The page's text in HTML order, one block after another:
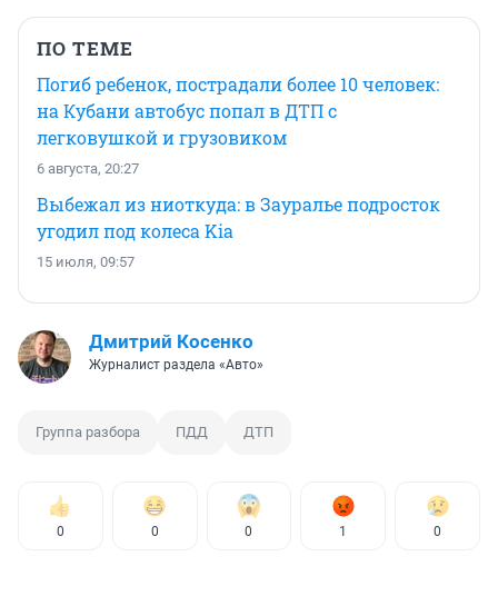
ПО ТЕМЕ
Погиб ребенок, пострадали более 10 человек:
на Кубани автобус попал в ДТП с
легковушкой и грузовиком
6 августа, 20:27
Выбежал из ниоткуда: в Зауралье подросток
угодил под колеса Kia
15 июля, 09:57
Дмитрий Косенко
Журналист раздела «Авто»
Группа разбора ПДД ДТП
0 0 0 1 0